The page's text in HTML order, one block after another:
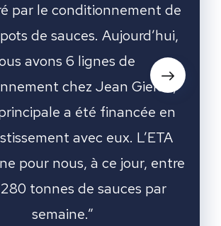
par le conditionnement de
de sauces. Aujourd’hui,
avons 6 lignes de
chez Jean Gielen,
a été financée en
avec eux. L’ETA
pour nous, à ce jour, entre
tonnes de sauces par
semaine.”